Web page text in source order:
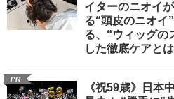
イターのニオイ
る“頭皮のニオイ
る、“ウィッグの
した徹底ケアとは
PR
《祝59歳》日本